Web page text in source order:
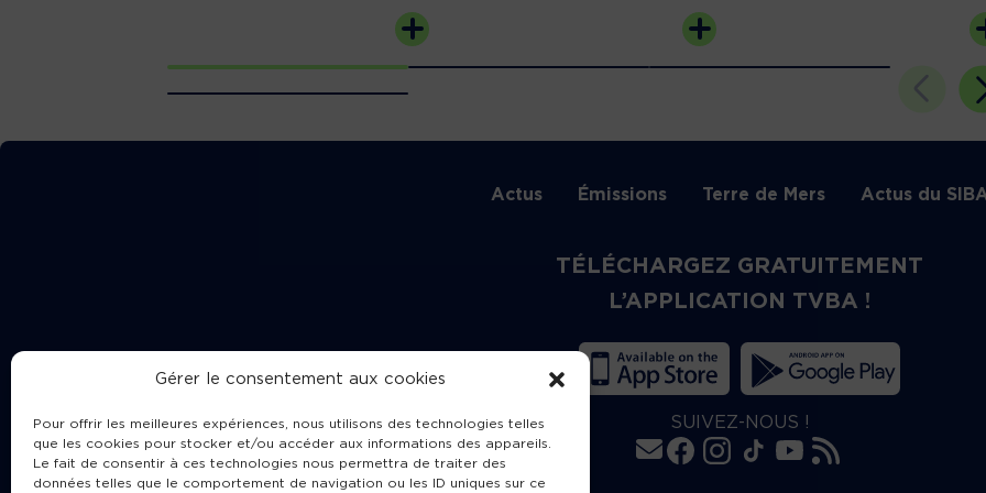
Gérer le consentement aux cookies
Pour offrir les meilleures expériences, nous utilisons des technologies telles
que les cookies pour stocker et/ou accéder aux informations des appareils.
Le fait de consentir à ces technologies nous permettra de traiter des
données telles que le comportement de navigation ou les ID uniques sur ce
Actus Émissions Terre de Mers Actus du
TÉLÉCHARGEZ GRATUITEMENT
L’APPLICATION TVBA !
SUIVEZ-NOUS !